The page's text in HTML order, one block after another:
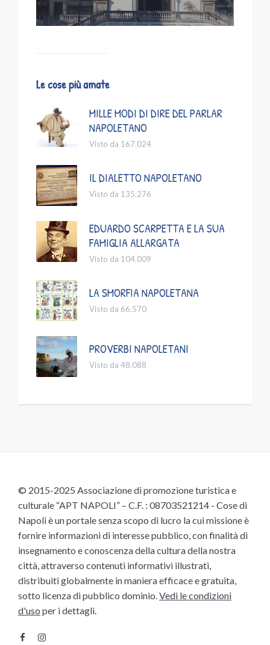
Le cose più amate
MILLE MODI DI DIRE DEL PARLAR
NAPOLETANO
Visto da 167.024
IL DIALETTO NAPOLETANO
Visto da 135.276
EDUARDO SCARPETTA E LA SUA
FAMIGLIA ALLARGATA
Visto da 104.009
LA SMORFIA NAPOLETANA
Visto da 66.570
PROVERBI NAPOLETANI
Visto da 48.088
© 2015-2025 Associazione di promozione turistica e
culturale “APT NAPOLI” – C.F. : 08703521214 - Cose di
Napoli è un portale senza scopo di lucro la cui missione è
fornire informazioni di interesse pubblico, con finalità di
insegnamento e conoscenza della cultura della nostra
città, attraverso contenuti informativi illustrati,
distribuiti globalmente in maniera efficace e gratuita,
sotto licenza di pubblico dominio.Vedi le condizioni
d'uso per i dettagli.